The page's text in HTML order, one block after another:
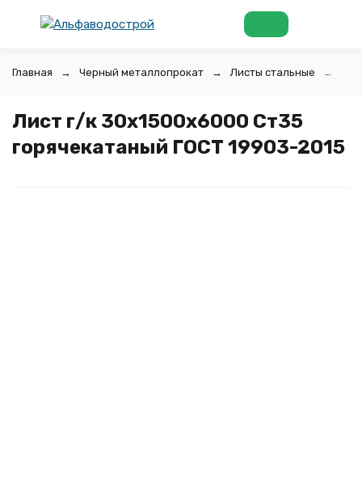
Главная Черный металлопрокат Листы стальные
Лист г/к 30х1500x6000 Ст35
горячекатаный ГОСТ 19903-2015